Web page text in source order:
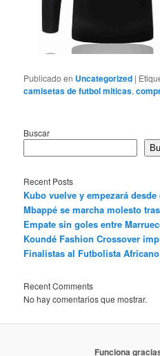
Publicado en Uncategorized |
camisetas de futbol miticas,
Buscar
Recent Posts
Kubo vuelve y empezará
Mbappé se marcha molesto
Empate sin goles entre
Koundé Fashion Crossover
Finalistas al Futbolista
Recent Comments
No hay comentarios que mostrar.
Funciona